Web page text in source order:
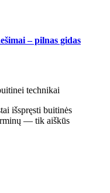
– pilnas gidas
technikai
išspręsti buitinės
— tik aiškūs